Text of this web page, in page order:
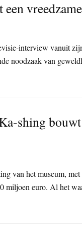
interview vanuit
noodzaak van
shing
van het museum,
miljoen euro. Al het